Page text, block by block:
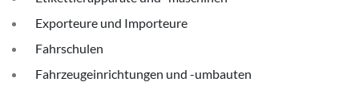
Exporteure und Importeure
Fahrschulen
Fahrzeugeinrichtungen und -umbauten